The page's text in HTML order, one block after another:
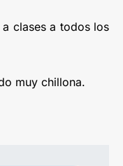
clases a todos los
muy chillona.